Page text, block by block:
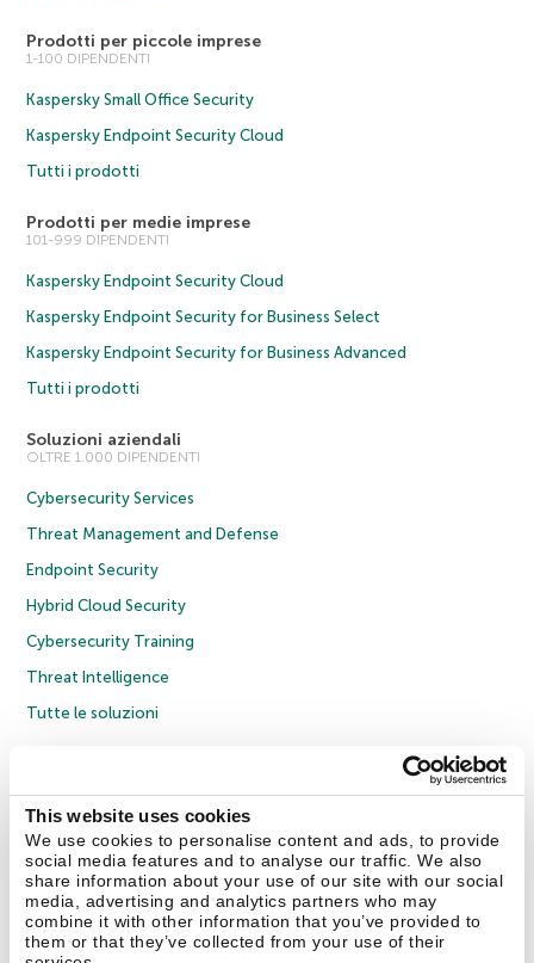
This website uses cookies
We use cookies to personalise content and ads, to provide
social media features and to analyse our traffic. We also
share information about your use of our site with our social
media, advertising and analytics partners who may
combine it with other information that you’ve provided to
them or that they’ve collected from your use of their
Prodotti per piccole imprese
1-100 DIPENDENTI
Kaspersky Small Office Security
Kaspersky Endpoint Security Cloud
Tutti i prodotti
Prodotti per medie imprese
101-999 DIPENDENTI
Kaspersky Endpoint Security Cloud
Kaspersky Endpoint Security for Business Select
Kaspersky Endpoint Security for Business Advanced
Tutti i prodotti
Soluzioni aziendali
OLTRE 1.000 DIPENDENTI
Cybersecurity Services
Threat Management and Defense
Endpoint Security
Hybrid Cloud Security
Cybersecurity Training
Threat Intelligence
Tutte le soluzioni
Informativa sulla privacy
Policy anticorruzione
Contratto di licenza B2C
Cookies
Contatti Chi siamo Partner Blog Centro risorse Comunicati stampa
Securelist Eugene Personal Blog Encyclopedia